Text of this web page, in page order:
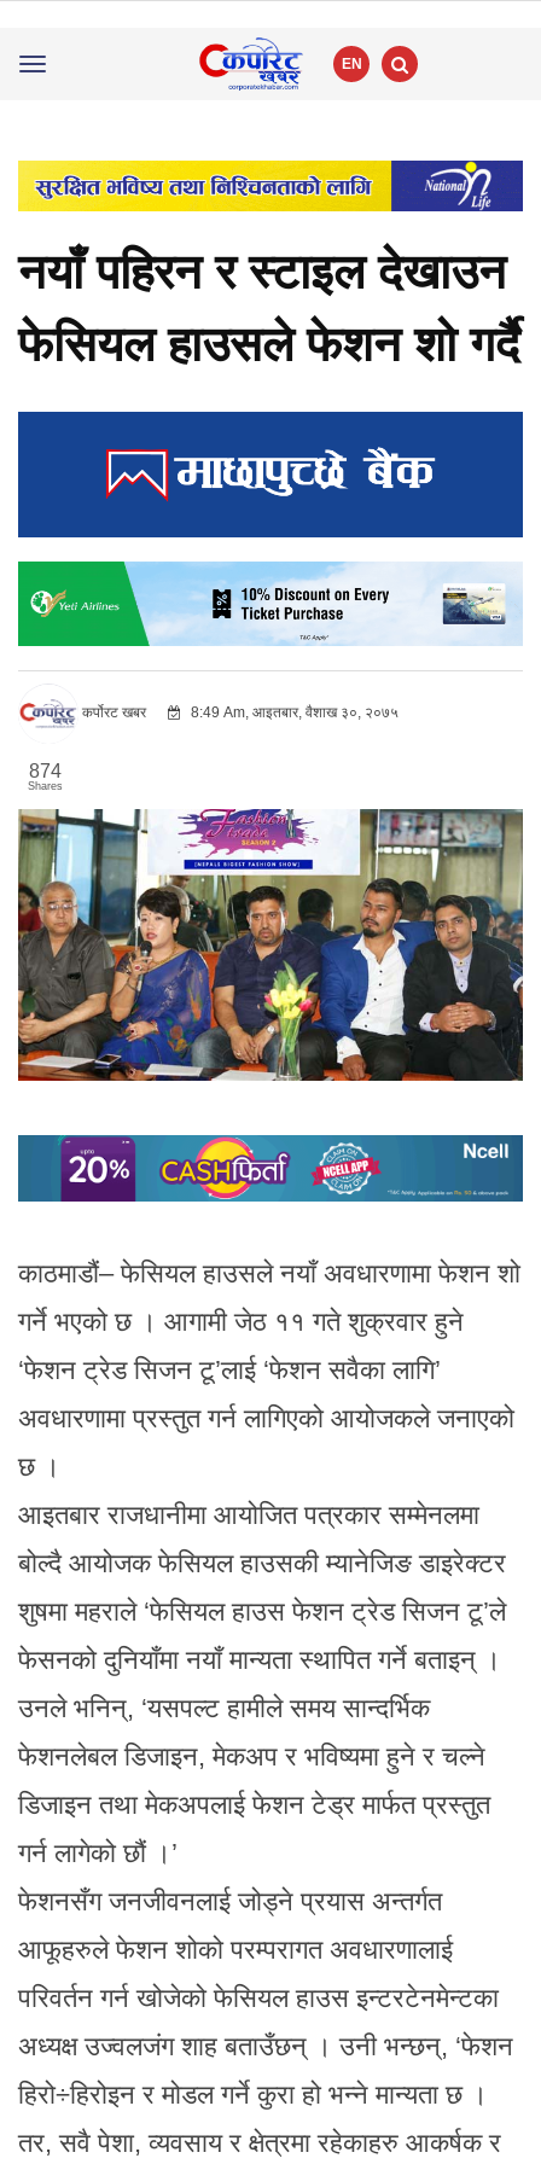
Toggle
EN
नयाँ पहिरन र स्टाइल देखाउन
फेसियल हाउसले फेशन शो गर्दै
कर्पोरट खबर 8:49 Am, आइतबार, वैशाख ३०, २०७५
874
Shares
काठमाडौं– फेसियल हाउसले नयाँ अवधारणामा फेशन शो
गर्ने भएको छ । आगामी जेठ ११ गते शुक्रवार हुने
‘फेशन ट्रेड सिजन टू’लाई ‘फेशन सवैका लागि’
अवधारणामा प्रस्तुत गर्न लागिएको आयोजकले जनाएको
छ ।
आइतबार राजधानीमा आयोजित पत्रकार सम्मेनलमा
बोल्दै आयोजक फेसियल हाउसकी म्यानेजिङ डाइरेक्टर
शुषमा महराले ‘फेसियल हाउस फेशन ट्रेड सिजन टू’ले
फेसनको दुनियाँमा नयाँ मान्यता स्थापित गर्ने बताइन् ।
उनले भनिन्, ‘यसपल्ट हामीले समय सान्दर्भिक
फेशनलेबल डिजाइन, मेकअप र भविष्यमा हुने र चल्ने
डिजाइन तथा मेकअपलाई फेशन टेड्र मार्फत प्रस्तुत
गर्न लागेको छौं ।’
फेशनसँग जनजीवनलाई जोड्ने प्रयास अन्तर्गत
आफूहरुले फेशन शोको परम्परागत अवधारणालाई
परिवर्तन गर्न खोजेको फेसियल हाउस इन्टरटेनमेन्टका
अध्यक्ष उज्वलजंग शाह बताउँछन् । उनी भन्छन्, ‘फेशन
हिरो÷हिरोइन र मोडल गर्ने कुरा हो भन्ने मान्यता छ ।
तर, सवै पेशा, व्यवसाय र क्षेत्रमा रहेकाहरु आकर्षक र